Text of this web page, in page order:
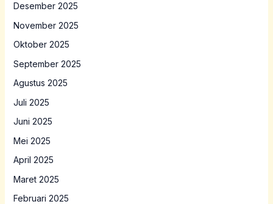
Desember 2025
November 2025
Oktober 2025
September 2025
Agustus 2025
Juli 2025
Juni 2025
Mei 2025
April 2025
Maret 2025
Februari 2025